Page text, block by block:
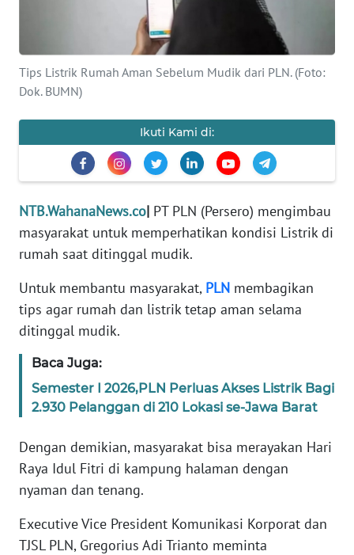
Tips Listrik Rumah Aman Sebelum Mudik dari PLN. (Foto:
Dok. BUMN)
Ikuti Kami di:
NTB.WahanaNews.co| PT PLN (Persero) mengimbau
masyarakat untuk memperhatikan kondisi Listrik di
rumah saat ditinggal mudik.
Untuk membantu masyarakat, PLN membagikan
tips agar rumah dan listrik tetap aman selama
ditinggal mudik.
Baca Juga:
Semester I 2026,PLN Perluas Akses Listrik Bagi
2.930 Pelanggan di 210 Lokasi se-Jawa Barat
Dengan demikian, masyarakat bisa merayakan Hari
Raya Idul Fitri di kampung halaman dengan
nyaman dan tenang.
Executive Vice President Komunikasi Korporat dan
TJSL PLN, Gregorius Adi Trianto meminta
KONTAK
KAMI
IKLAN
KAMI
PEDOMAN
SIBER
REDAKSI
KARIR
DISCLAIMER
Wahana
News
Regional
WN
SUMUT